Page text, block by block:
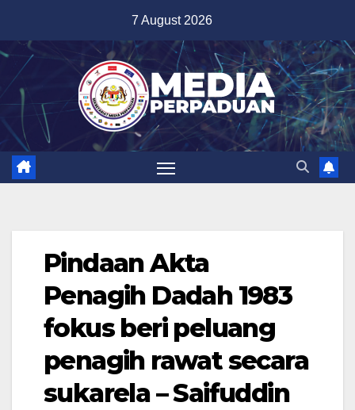
content
7 August 2026
Pindaan Akta
Penagih Dadah 1983
fokus beri peluang
penagih rawat secara
sukarela – Saifuddin